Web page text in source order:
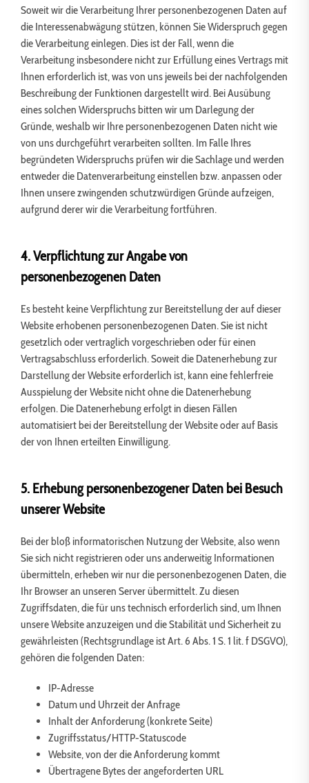
Soweit wir die Verarbeitung Ihrer personenbezogenen Daten auf
die Interessenabwägung stützen, können Sie Widerspruch gegen
die Verarbeitung einlegen. Dies ist der Fall, wenn die
Verarbeitung insbesondere nicht zur Erfüllung eines Vertrags mit
Ihnen erforderlich ist, was von uns jeweils bei der nachfolgenden
Beschreibung der Funktionen dargestellt wird. Bei Ausübung
eines solchen Widerspruchs bitten wir um Darlegung der
Gründe, weshalb wir Ihre personenbezogenen Daten nicht wie
von uns durchgeführt verarbeiten sollten. Im Falle Ihres
begründeten Widerspruchs prüfen wir die Sachlage und werden
entweder die Datenverarbeitung einstellen bzw. anpassen oder
Ihnen unsere zwingenden schutzwürdigen Gründe aufzeigen,
aufgrund derer wir die Verarbeitung fortführen.
4. Verpflichtung zur Angabe von
personenbezogenen Daten
Es besteht keine Verpflichtung zur Bereitstellung der auf dieser
Website erhobenen personenbezogenen Daten. Sie ist nicht
gesetzlich oder vertraglich vorgeschrieben oder für einen
Vertragsabschluss erforderlich. Soweit die Datenerhebung zur
Darstellung der Website erforderlich ist, kann eine fehlerfreie
Ausspielung der Website nicht ohne die Datenerhebung
erfolgen. Die Datenerhebung erfolgt in diesen Fällen
automatisiert bei der Bereitstellung der Website oder auf Basis
der von Ihnen erteilten Einwilligung.
5. Erhebung personenbezogener Daten bei Besuch
unserer Website
Bei der bloß informatorischen Nutzung der Website, also wenn
Sie sich nicht registrieren oder uns anderweitig Informationen
übermitteln, erheben wir nur die personenbezogenen Daten, die
Ihr Browser an unseren Server übermittelt. Zu diesen
Zugriffsdaten, die für uns technisch erforderlich sind, um Ihnen
unsere Website anzuzeigen und die Stabilität und Sicherheit zu
gewährleisten (Rechtsgrundlage ist Art. 6 Abs. 1 S. 1 lit. f DSGVO),
gehören die folgenden Daten:
IP-Adresse
Datum und Uhrzeit der Anfrage
Inhalt der Anforderung (konkrete Seite)
Zugriffsstatus/HTTP-Statuscode
Website, von der die Anforderung kommt
Übertragene Bytes der angeforderten URL